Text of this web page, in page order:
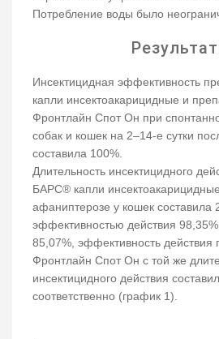
Потребление воды было
Инсектицидная эффективность
капли инсектоакарицидные и
Фронтлайн Спот Он при
собак и кошек на 2–14-е сутки
составила 100%.
Длительность инсектицидного
БАРС® капли
афаниптерозе у кошек составила
эффективностью действия
85,07%, эффективность действия
Фронтлайн Спот Он с той же
инсектицидного действия
соответственно (график 1).